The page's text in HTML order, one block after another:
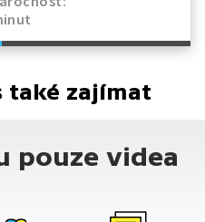
také zajímat
pouze videa